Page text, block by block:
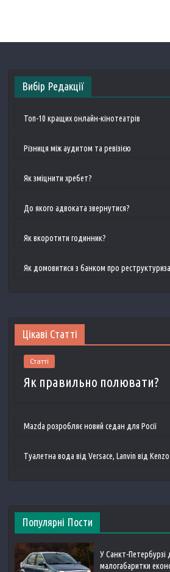
Вибір Редакції
Топ-10 кращих онлайн-кінотеатрів
Різниця між аудитом та ревізією
Як зміцнити хребет?
До якого адвоката звернутися?
Як вкоротити годинник?
Як домовитися з банком про
Цікаві Статті
Статті
Як правильно полювати?
Mazda розробляє новий седан для Росії
Туалетна вода від Versace, Lanvin від Kenzo
Популярні Пости
У Санкт-
малогабаритки